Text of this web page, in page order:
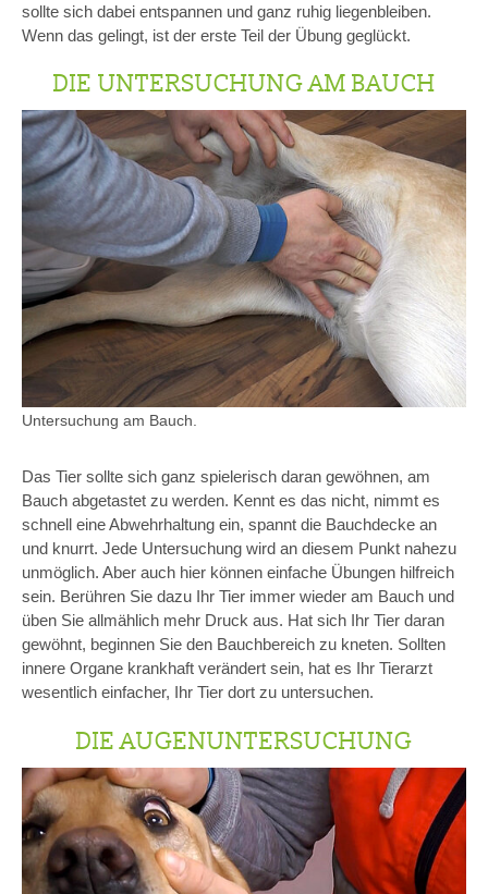
sollte sich dabei entspannen und ganz ruhig liegenbleiben.
Wenn das gelingt, ist der erste Teil der Übung geglückt.
DIE UNTERSUCHUNG AM BAUCH
Untersuchung am Bauch.
Das Tier sollte sich ganz spielerisch daran gewöhnen, am
Bauch abgetastet zu werden. Kennt es das nicht, nimmt es
schnell eine Abwehrhaltung ein, spannt die Bauchdecke an
und knurrt. Jede Untersuchung wird an diesem Punkt nahezu
unmöglich. Aber auch hier können einfache Übungen hilfreich
sein. Berühren Sie dazu Ihr Tier immer wieder am Bauch und
üben Sie allmählich mehr Druck aus. Hat sich Ihr Tier daran
gewöhnt, beginnen Sie den Bauchbereich zu kneten. Sollten
innere Organe krankhaft verändert sein, hat es Ihr Tierarzt
wesentlich einfacher, Ihr Tier dort zu untersuchen.
DIE AUGENUNTERSUCHUNG